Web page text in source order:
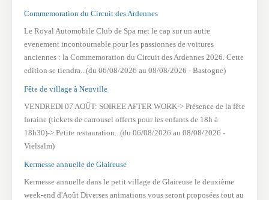
Commemoration du Circuit des Ardennes
Le Royal Automobile Club de Spa met le cap sur un autre
evenement incontournable pour les passionnes de voitures
anciennes : la Commemoration du Circuit des Ardennes 2026. Cette
edition se tiendra...(du 06/08/2026 au 08/08/2026 - Bastogne)
Fête de village à Neuville
VENDREDI 07 AOÛT: SOIREE AFTER WORK-> Présence de la fête
foraine (tickets de carrousel offerts pour les enfants de 18h à
18h30)-> Petite restauration...(du 06/08/2026 au 08/08/2026 -
Vielsalm)
Kermesse annuelle de Glaireuse
Kermesse annuelle dans le petit village de Glaireuse le deuxième
week-end d'Août Diverses animations vous seront proposées tout au